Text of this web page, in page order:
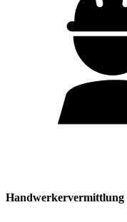
Handwerkervermittlung